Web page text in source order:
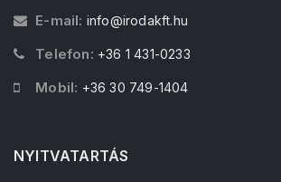
E-mail: info@irodakft.hu
Telefon: +36 1 431-0233
Mobil: +36 30 749-1404
NYITVATARTÁS